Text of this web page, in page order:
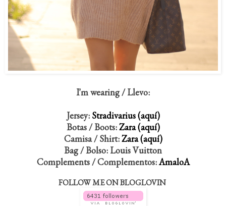
I'm wearing / Llevo:
Jersey: Stradivarius (aquí)
Botas / Boots:Zara (aquí)
Camisa / Shirt:Zara (aquí)
Bag / Bolso: Louis Vuitton
Complements / Complementos:AmaloA
FOLLOW ME ON BLOGLOVIN